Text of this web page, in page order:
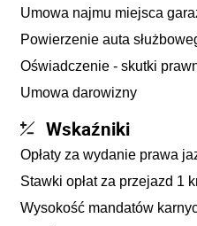
Umowa najmu miejsca
Powierzenie auta
Oświadczenie - skutki
Umowa darowizny
Wskaźniki
Opłaty za wydanie prawa
Stawki opłat za przejazd 1
Wysokość mandatów